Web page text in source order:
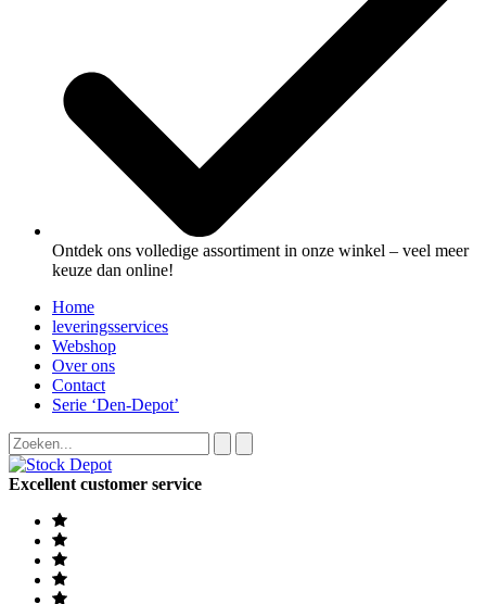
Ontdek ons volledige assortiment in onze winkel – veel meer
keuze dan online!
Home
leveringsservices
Webshop
Over ons
Contact
Serie ‘Den-Depot’
Excellent customer service